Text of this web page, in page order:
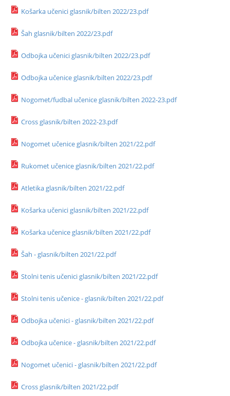
Košarka učenici glasnik/bilten 2022/23.pdf
Šah glasnik/bilten 2022/23.pdf
Odbojka učenici glasnik/bilten 2022/23.pdf
Odbojka učenice glasnik/bilten 2022/23.pdf
Nogomet/fudbal učenice glasnik/bilten 2022-23.pdf
Cross glasnik/bilten 2022-23.pdf
Nogomet učenice glasnik/bilten 2021/22.pdf
Rukomet učenice glasnik/bilten 2021/22.pdf
Atletika glasnik/bilten 2021/22.pdf
Košarka učenici glasnik/bilten 2021/22.pdf
Košarka učenice glasnik/bilten 2021/22.pdf
Šah - glasnik/bilten 2021/22.pdf
Stolni tenis učenici glasnik/bilten 2021/22.pdf
Stolni tenis učenice - glasnik/bilten 2021/22.pdf
Odbojka učenici - glasnik/bilten 2021/22.pdf
Odbojka učenice - glasnik/bilten 2021/22.pdf
Nogomet učenici - glasnik/bilten 2021/22.pdf
Cross glasnik/bilten 2021/22.pdf